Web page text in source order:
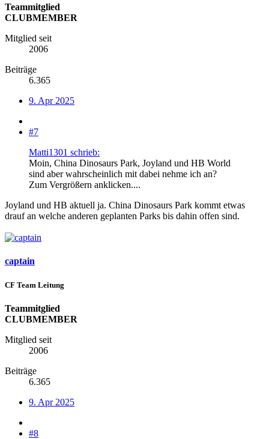
Teammitglied
CLUBMEMBER
Mitglied seit
2006
Beiträge
6.365
9. Apr 2025
#7
Matti1301 schrieb:
Moin, China Dinosaurs Park, Joyland und HB World
sind aber wahrscheinlich mit dabei nehme ich an?
Zum Vergrößern anklicken....
Joyland und HB aktuell ja. China Dinosaurs Park kommt etwas
drauf an welche anderen geplanten Parks bis dahin offen sind.
captain
CF Team Leitung
Teammitglied
CLUBMEMBER
Mitglied seit
2006
Beiträge
6.365
9. Apr 2025
#8